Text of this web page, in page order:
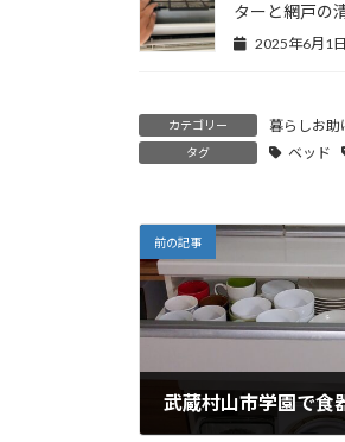
ターと網戸の
2025年6月1日
カテゴリー 暮らしお助
タグ ベッド
前の記事
武蔵村山市学園で食